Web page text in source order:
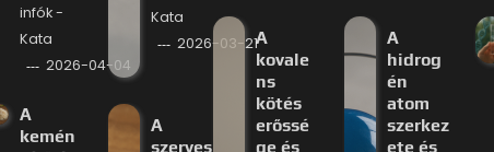
infók -
Kata
2026-04-04
Kata
2026-03-21
A
kemén
A
szerves
A
kovale
ns
kötés
erőssé
ge és
A
hidrog
én
atom
szerkez
ete és